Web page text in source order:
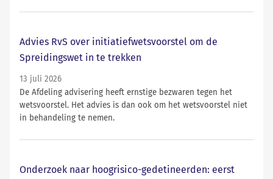
Advies RvS over initiatiefwetsvoorstel om de
Spreidingswet in te trekken
13 juli 2026
De Afdeling advisering heeft ernstige bezwaren tegen het
wetsvoorstel. Het advies is dan ook om het wetsvoorstel niet
in behandeling te nemen.
Onderzoek naar hoogrisico-gedetineerden: eerst